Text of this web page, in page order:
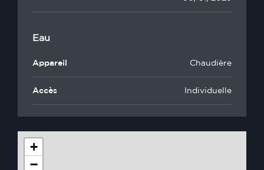
Eau
Appareil Chaudière
Accès Individuelle
+
−